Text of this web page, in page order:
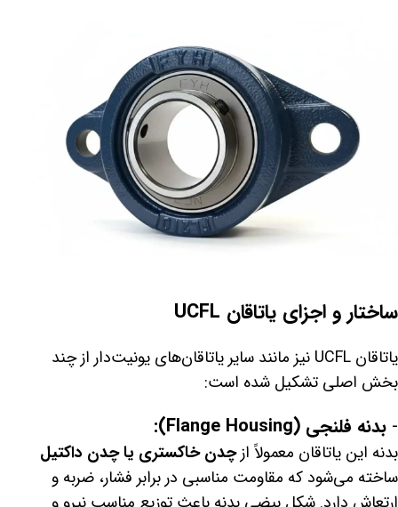
ساختار و اجزای یاتاقان UCFL
یاتاقان UCFL نیز مانند سایر یاتاقان‌های یونیت‌دار از چند
بخش اصلی تشکیل شده است:
-بدنه فلنجی (Flange Housing):
بدنه این یاتاقان معمولاً ازچدن خاکستری یا چدن داکتیل
ساخته می‌شود که مقاومت مناسبی در برابر فشار، ضربه و